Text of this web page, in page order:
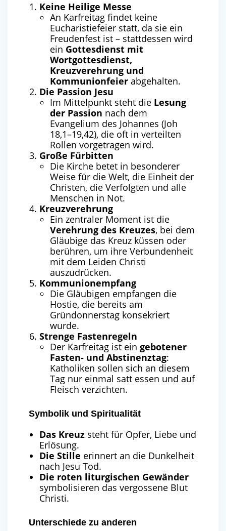
Keine Heilige Messe
An Karfreitag findet keine
Eucharistiefeier statt, da sie ein
Freudenfest ist – stattdessen wird
ein Gottesdienst mit
Wortgottesdienst,
Kreuzverehrung und
Kommunionfeier abgehalten.
Die Passion Jesu
Im Mittelpunkt steht die Lesung
der Passion nach dem
Evangelium des Johannes (Joh
18,1–19,42), die oft in verteilten
Rollen vorgetragen wird.
Große Fürbitten
Die Kirche betet in besonderer
Weise für die Welt, die Einheit der
Christen, die Verfolgten und alle
Menschen in Not.
Kreuzverehrung
Ein zentraler Moment ist die
Verehrung des Kreuzes, bei dem
Gläubige das Kreuz küssen oder
berühren, um ihre Verbundenheit
mit dem Leiden Christi
auszudrücken.
Kommunionempfang
Die Gläubigen empfangen die
Hostie, die bereits am
Gründonnerstag konsekriert
wurde.
Strenge Fastenregeln
Der Karfreitag ist ein gebotener
Fasten- und Abstinenztag:
Katholiken sollen sich an diesem
Tag nur einmal satt essen und auf
Fleisch verzichten.
Symbolik und Spiritualität
Das Kreuz steht für Opfer, Liebe und
Erlösung.
Die Stille erinnert an die Dunkelheit
nach Jesu Tod.
Die roten liturgischen Gewänder
symbolisieren das vergossene Blut
Christi.
Unterschiede zu anderen